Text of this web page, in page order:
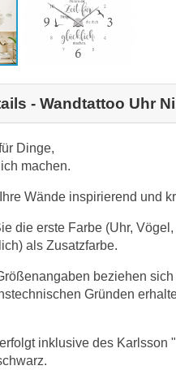
- Wandtattoo Uhr
Dinge,
machen.
Wände inspirierend und
die erste Farbe (Uhr,
als Zusatzfarbe.
beziehen
Gründen
inklusive des